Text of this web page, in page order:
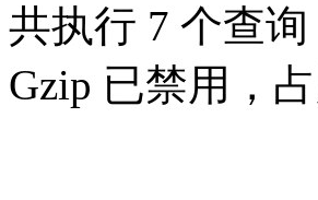
共执行 7 个查
Gzip 已禁用，